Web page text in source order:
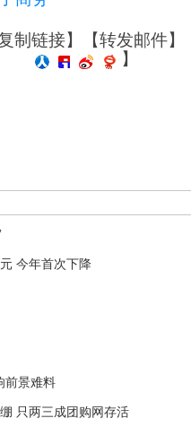
制链接】【转发邮件】
】
今年首次下降
前景难料
只两三成团购网存活